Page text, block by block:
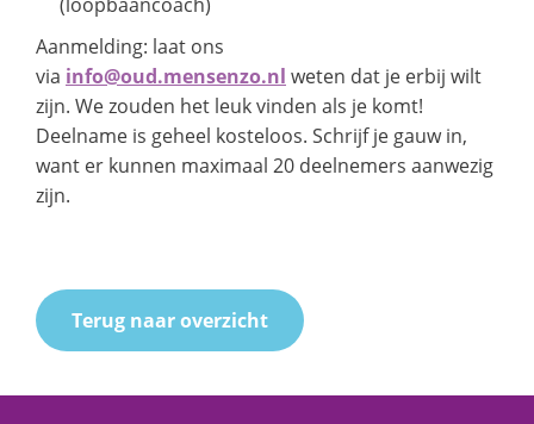
Aanmelding: laat ons
via info@oud.mensenzo.nl weten dat je erbij wilt
zijn. We zouden het leuk vinden als je komt!
Deelname is geheel kosteloos. Schrijf je gauw in,
want er kunnen maximaal 20 deelnemers aanwezig
zijn.
Terug naar overzicht